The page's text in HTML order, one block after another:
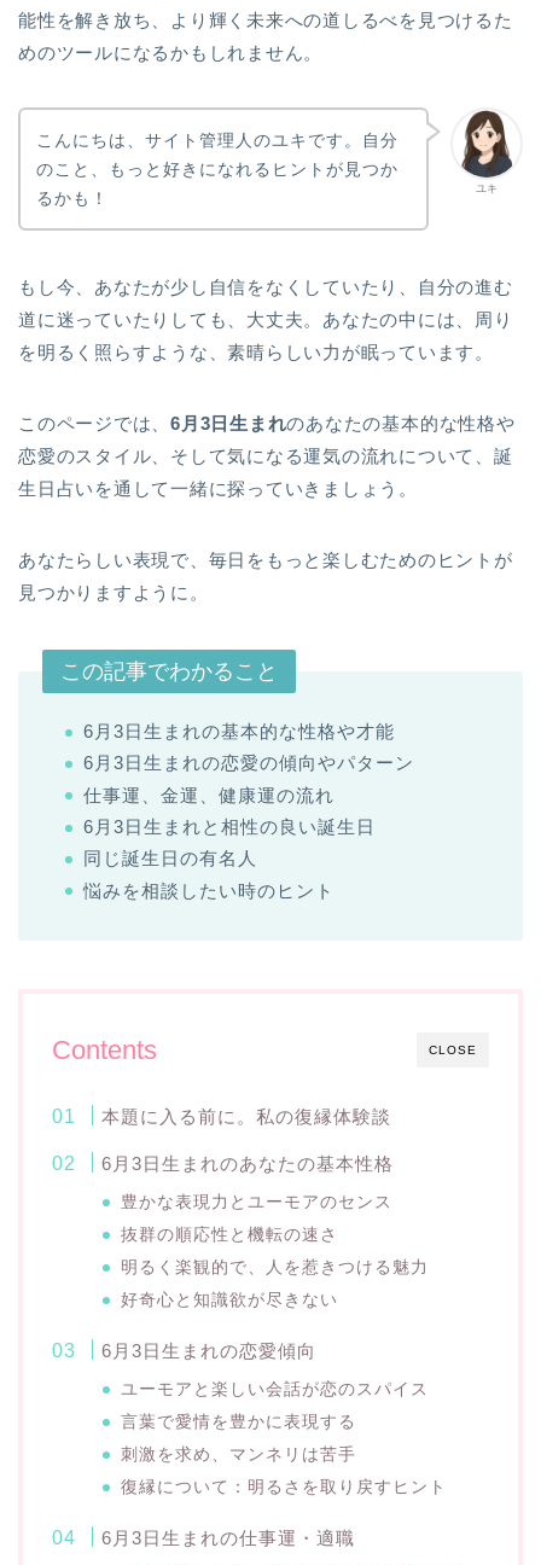
能性を解き放ち、より輝く未来への道しるべを見つけるた
めのツールになるかもしれません。
ユキ
こんにちは、サイト管理人のユキです。自分
のこと、もっと好きになれるヒントが見つか
るかも！
もし今、あなたが少し自信をなくしていたり、自分の進む
道に迷っていたりしても、大丈夫。あなたの中には、周り
を明るく照らすような、素晴らしい力が眠っています。
このページでは、6月3日生まれのあなたの基本的な性格や
恋愛のスタイル、そして気になる運気の流れについて、誕
生日占いを通して一緒に探っていきましょう。
あなたらしい表現で、毎日をもっと楽しむためのヒントが
見つかりますように。
この記事でわかること
6月3日生まれの基本的な性格や才能
6月3日生まれの恋愛の傾向やパターン
仕事運、金運、健康運の流れ
6月3日生まれと相性の良い誕生日
同じ誕生日の有名人
悩みを相談したい時のヒント
CLOSE
Contents
本題に入る前に。私の復縁体験談
6月3日生まれのあなたの基本性格
豊かな表現力とユーモアのセンス
抜群の順応性と機転の速さ
明るく楽観的で、人を惹きつける魅力
好奇心と知識欲が尽きない
6月3日生まれの恋愛傾向
ユーモアと楽しい会話が恋のスパイス
言葉で愛情を豊かに表現する
刺激を求め、マンネリは苦手
復縁について：明るさを取り戻すヒント
6月3日生まれの仕事運・適職